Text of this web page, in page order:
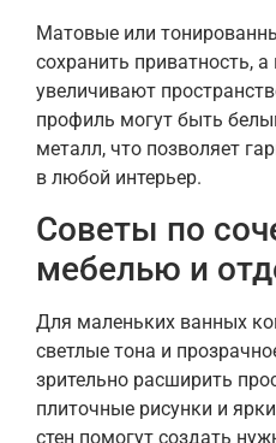
Матовые или
сохранить приватность,
увеличивают
профиль могут быть
металл, что позволяет
в любой интерьер.
Советы по
мебелью и
Для маленьких ванных
светлые тона и
зрительно расширить
плиточные рисунки и
стен помогут создать